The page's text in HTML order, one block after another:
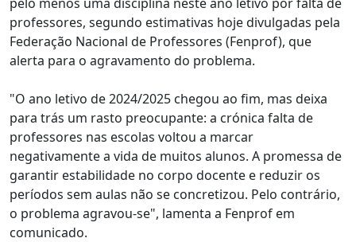
professores, segundo estimativas hoje divulgadas pela
Federação Nacional de Professores (Fenprof), que
alerta para o agravamento do problema.
"O ano letivo de 2024/2025 chegou ao fim, mas deixa
para trás um rasto preocupante: a crónica falta de
professores nas escolas voltou a marcar
negativamente a vida de muitos alunos. A promessa de
garantir estabilidade no corpo docente e reduzir os
períodos sem aulas não se concretizou. Pelo contrário,
o problema agravou-se", lamenta a Fenprof em
comunicado.